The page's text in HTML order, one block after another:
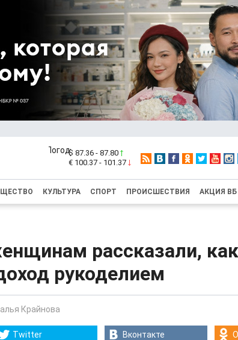
$ 87.36 - 87.80
€ 100.37 - 101.37
КУЛЬТУРА СПОРТ ПРОИСШЕСТВИЯ АКЦИЯ ВБ
рассказали,
рукоделием
Крайнова
Twitter Вконтакте